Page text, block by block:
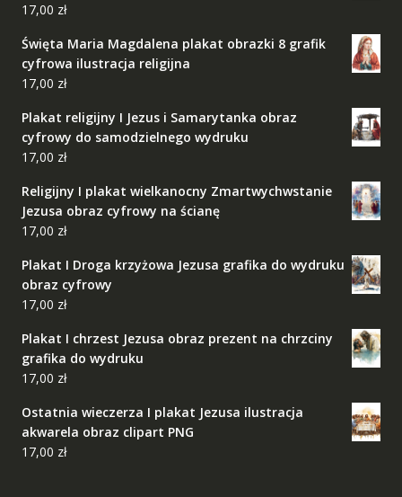
17,00 zł
Święta Maria Magdalena plakat obrazki 8 grafik
cyfrowa ilustracja religijna
17,00 zł
Plakat religijny I Jezus i Samarytanka obraz
cyfrowy do samodzielnego wydruku
17,00 zł
Religijny I plakat wielkanocny Zmartwychwstanie
Jezusa obraz cyfrowy na ścianę
17,00 zł
Plakat I Droga krzyżowa Jezusa grafika do wydruku
obraz cyfrowy
17,00 zł
Plakat I chrzest Jezusa obraz prezent na chrzciny
grafika do wydruku
17,00 zł
Ostatnia wieczerza I plakat Jezusa ilustracja
akwarela obraz clipart PNG
17,00 zł